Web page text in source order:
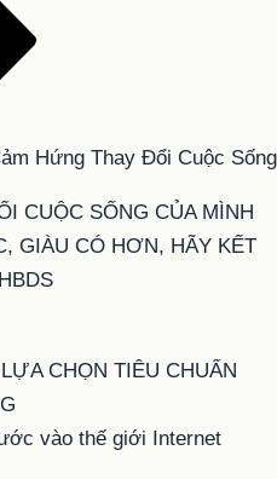
CUỘC SỐNG CỦA MÌNH
GIÀU CÓ HƠN, HÃY KẾT
CHỌN TIÊU CHUẨN